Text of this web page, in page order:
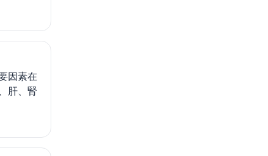
因素在
肝、腎